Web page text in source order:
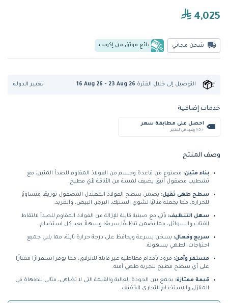
4,025
شحن مجاني بائع موثق من إكويب
التوصيل إلى خلال الفترة 16 Aug 26 - 23 Aug 26 تغيير الدولة
خدمات إضافية
احصل على مطابقة سعر
+ %5 رصيد في المتجر
وصف المنتج
بناء متين: مصنوع من قاعدة وجسم من الفولاذ المقاوم للصدأ المتين، مع
تشطيب مصقول أنيق يضيف لمسة من الأناقة لأي مطبخ.
سطح طهي ثقيل: يضمن سطح الفولاذ المعتدل المصقول توزيعًا متساويًا
للحرارة، مما يجعله مثاليًا لشوي الستيك، البرجر، البيض، والمزيد.
سهل التنظيف: يأتي مع صينية قابلة للإزالة من الفولاذ المقاوم للصدأ لالتقاط
الفتات والسوائل، مما يضمن تنظيفًا سريعًا وسهلاً بعد كل استخدام.
سريع وفعال: يسخن بسرعة ويحافظ على درجة حرارة ثابتة، مما يلبي جميع
احتياجات الطهي بسهولة.
مستقر وآمن: مزود بأقدام مطاطية غير قابلة للانزلاق، مما يوفر استقرارًا ممتازًا
على أي سطح مطبخ لتجربة طهي آمنة.
قيمة ممتازة: يجمع بين الجودة العالية والقيمة التي لا تضاهى، مثالي للطهاة في
المنازل والاستخدام التجاري الخفيف.